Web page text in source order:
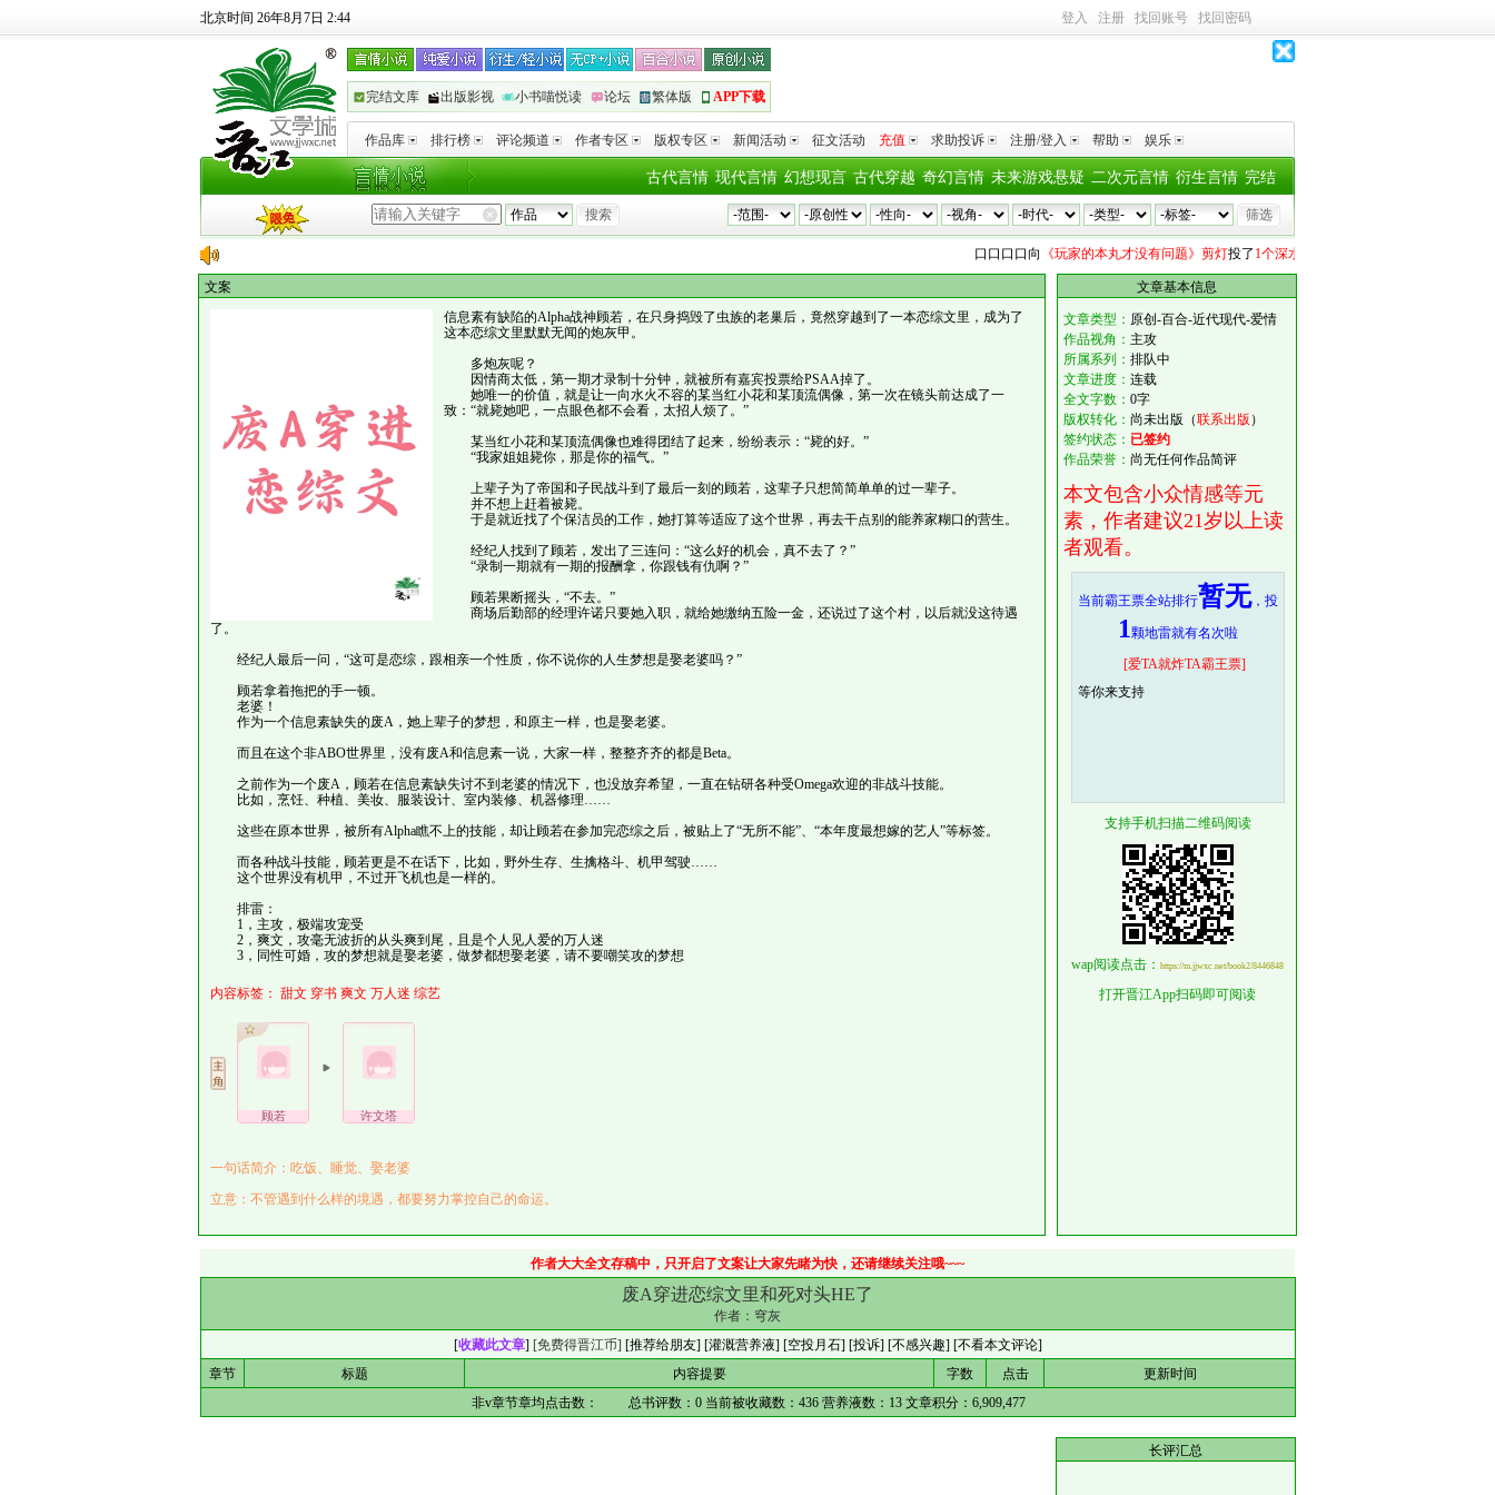
北京时间 26年8月7日 2:44 登入 注册 找回账号 找回密码
完结文库 出版影视 小书喵悦读 论坛 繁体版 APP下载
作品库 排行榜 评论频道 作者专区 版权专区 新闻活动 征文活动 充值 求助投诉 注册/登入 帮助 娱乐
完结
衍生言情
二次元言情
未来游戏悬疑
奇幻言情
古代穿越
幻想现言
现代言情
古代言情
口口口口 向《玩家的本丸才没有问题》剪灯投了1个深水鱼雷
文案
信息素有缺陷的Alpha战神顾若，在只身捣毁了虫族的老巢后，竟然穿越到了一本恋综文里，成为了
这本恋综文里默默无闻的炮灰甲。
多炮灰呢？
因情商太低，第一期才录制十分钟，就被所有嘉宾投票给PSAA掉了。
她唯一的价值，就是让一向水火不容的某当红小花和某顶流偶像，第一次在镜头前达成了一
致：“就毙她吧，一点眼色都不会看，太招人烦了。”
某当红小花和某顶流偶像也难得团结了起来，纷纷表示：“毙的好。”
“我家姐姐毙你，那是你的福气。”
上辈子为了帝国和子民战斗到了最后一刻的顾若，这辈子只想简简单单的过一辈子。
并不想上赶着被毙。
于是就近找了个保洁员的工作，她打算等适应了这个世界，再去干点别的能养家糊口的营生。
经纪人找到了顾若，发出了三连问：“这么好的机会，真不去了？”
“录制一期就有一期的报酬拿，你跟钱有仇啊？”
顾若果断摇头，“不去。”
商场后勤部的经理许诺只要她入职，就给她缴纳五险一金，还说过了这个村，以后就没这待遇
了。
经纪人最后一问，“这可是恋综，跟相亲一个性质，你不说你的人生梦想是娶老婆吗？”
顾若拿着拖把的手一顿。
老婆！
作为一个信息素缺失的废A，她上辈子的梦想，和原主一样，也是娶老婆。
而且在这个非ABO世界里，没有废A和信息素一说，大家一样，整整齐齐的都是Beta。
之前作为一个废A，顾若在信息素缺失讨不到老婆的情况下，也没放弃希望，一直在钻研各种受Omega欢迎的非战斗技能。
比如，烹饪、种植、美妆、服装设计、室内装修、机器修理……
这些在原本世界，被所有Alpha瞧不上的技能，却让顾若在参加完恋综之后，被贴上了“无所不能”、“本年度最想嫁的艺人”等标签。
而各种战斗技能，顾若更是不在话下，比如，野外生存、生擒格斗、机甲驾驶……
这个世界没有机甲，不过开飞机也是一样的。
排雷：
1，主攻，极端攻宠受
2，爽文，攻毫无波折的从头爽到尾，且是个人见人爱的万人迷
3，同性可婚，攻的梦想就是娶老婆，做梦都想娶老婆，请不要嘲笑攻的梦想
内容标签： 甜文 穿书 爽文 万人迷 综艺
顾若 许文塔
一句话简介：吃饭、睡觉、娶老婆
立意：不管遇到什么样的境遇，都要努力掌控自己的命运。
文章基本信息
文章类型： 原创-百合-近代现代-爱情
作品视角： 主攻
所属系列： 排队中
文章进度： 连载
全文字数： 0字
版权转化： 尚未出版（联系出版 ）
签约状态： 已签约
作品荣誉： 尚无任何作品简评
本文包含小众情感等元
素，作者建议21岁以上读
者观看。
当前霸王票全站排行暂无，投
1颗地雷就有名次啦
[爱TA就炸TA霸王票]
等你来支持
支持手机扫描二维码阅读
wap阅读点击： https://m.jjwxc.net/book2/8446848
打开晋江App扫码即可阅读
作者大大全文存稿中，只开启了文案让大家先睹为快，还请继续关注哦~~~
废A穿进恋综文里和死对头HE了
作者： 穹灰
[收藏此文章] [免费得晋江币] [推荐给朋友] [灌溉营养液] [空投月石] [投诉] [不感兴趣] [不看本文评论]
章节
标题 内容提要 字数 点击
更新时间
非v章节章均点击数：
总书评数： 0当前被收藏数： 436营养液数： 13文章积分： 6,909,477
长评汇总